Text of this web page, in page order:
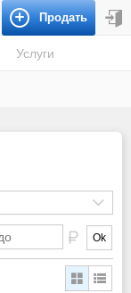
Продать
Услуги
Ok